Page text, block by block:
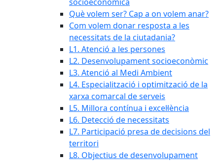
Què volem ser? Cap a on volem anar?
Com volem donar resposta a les
necessitats de la ciutadania?
L1. Atenció a les persones
L2. Desenvolupament socioeconòmic
L3. Atenció al Medi Ambient
L4. Especialització i optimització de la
xarxa comarcal de serveis
L5. Millora contínua i excel·lència
L6. Detecció de necessitats
L7. Participació presa de decisions del
territori
L8. Objectius de desenvolupament